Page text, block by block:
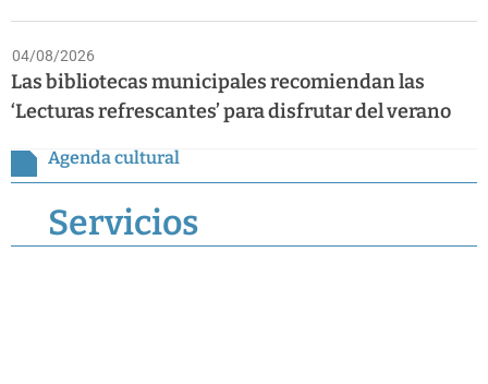
04/08/2026
Las bibliotecas municipales recomiendan las
‘Lecturas refrescantes’ para disfrutar del verano
Agenda cultural
Servicios